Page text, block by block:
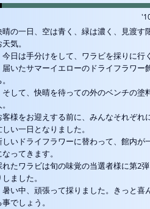
晴の一日、空は青く、緑は濃く、見渡す
気。
日は手分けをして、ワラビを採りに行く
いたサマーイエローのドライフラワー
して、快晴を待っての外のベンチの塗
客様をお迎えする前に、みんなそれぞれ
しい一日となりました。
しいドライフラワーに替わって、館内が
ってきます。
れたワラビは旬の味覚の当選者様に第2
ました。
い中、頑張って採りました。きっと喜
でしょう。